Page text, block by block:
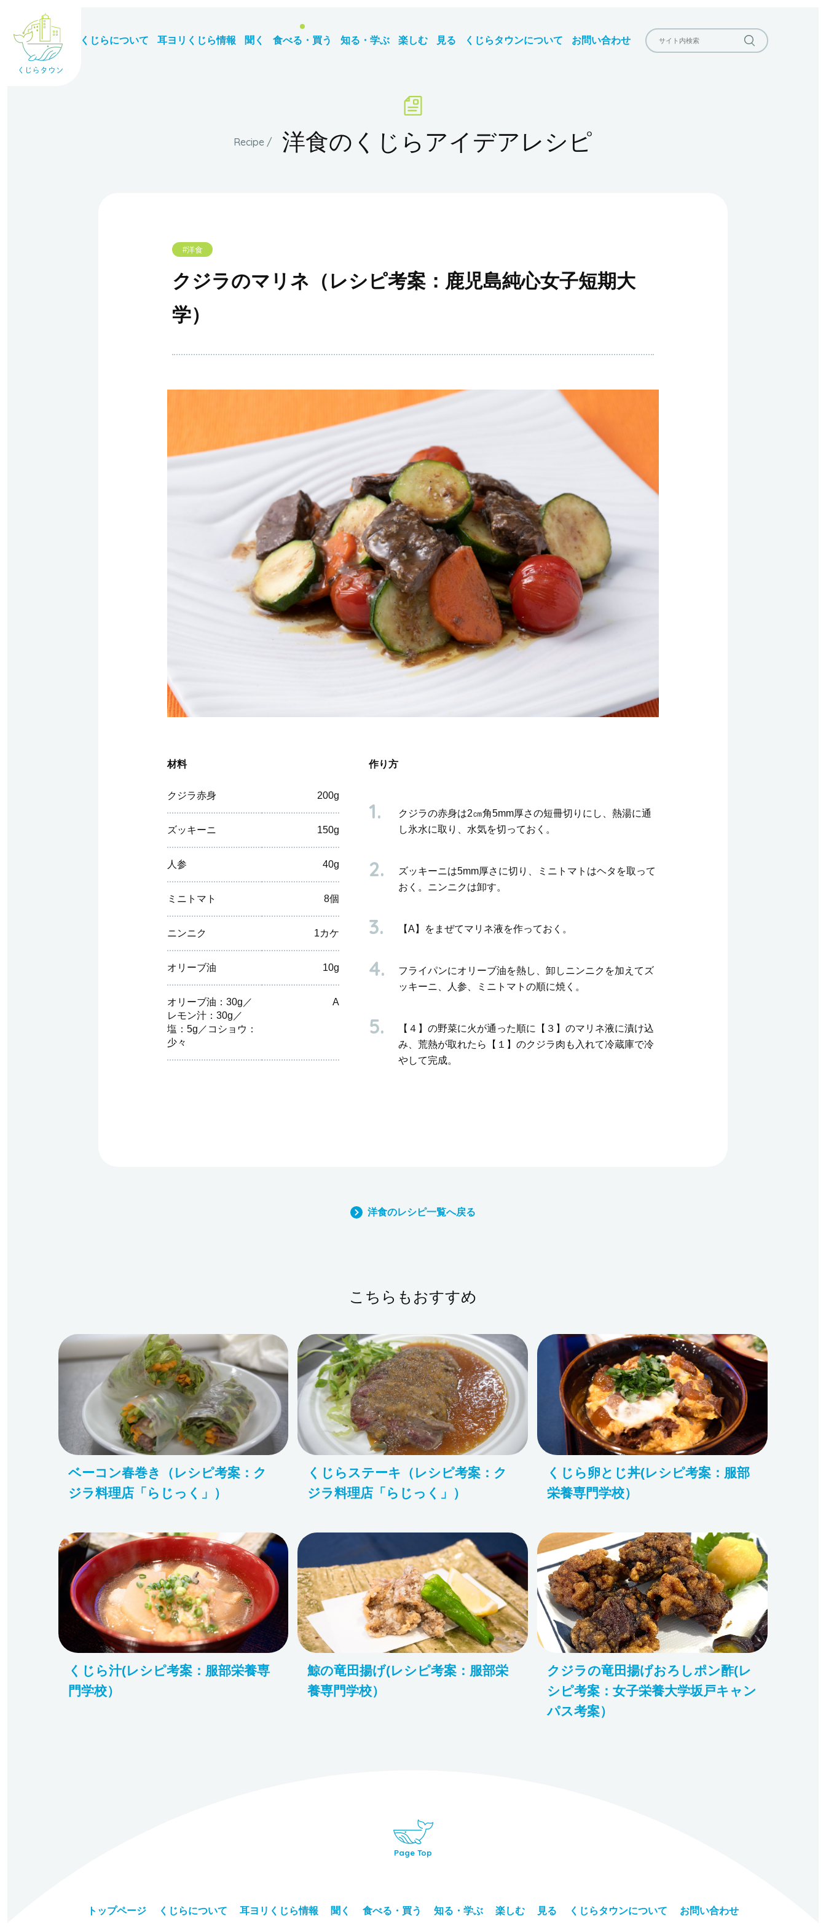
くじらについて 耳ヨリくじら情報 聞く 食べる・買う 知る・学ぶ 楽しむ 見る くじらタウンについて お問い合わせ
洋食の くじらアイデアレシピ
#洋食
クジラのマリネ（レシピ考案：鹿児島純心女子短期大
学）
材料
クジラ赤身 200g
ズッキーニ 150g
人参 40g
ミニトマト 8個
ニンニク 1カケ
オリーブ油 10g
オリーブ油：30g／
レモン汁：30g／
塩：5g／コショウ：
少々
A
作り方
クジラの赤身は2㎝角5mm厚さの短冊切りにし、熱湯に通
し氷水に取り、水気を切っておく。
ズッキーニは5mm厚さに切り、ミニトマトはヘタを取って
おく。ニンニクは卸す。
【A】をまぜてマリネ液を作っておく。
フライパンにオリーブ油を熱し、卸しニンニクを加えてズ
ッキーニ、人参、ミニトマトの順に焼く。
【４】の野菜に火が通った順に【３】のマリネ液に漬け込
み、荒熱が取れたら【１】のクジラ肉も入れて冷蔵庫で冷
やして完成。
洋食のレシピ一覧へ戻る
こちらもおすすめ
ベーコン春巻き（レシピ考案：ク
ジラ料理店「らじっく」）
くじらステーキ（レシピ考案：ク
ジラ料理店「らじっく」）
くじら卵とじ丼(レシピ考案：服部
栄養専門学校）
くじら汁(レシピ考案：服部栄養専
門学校）
鯨の竜田揚げ(レシピ考案：服部栄
養専門学校）
クジラの竜田揚げおろしポン酢(レ
シピ考案：女子栄養大学坂戸キャン
パス考案）
Page Top
トップページ くじらについて 耳ヨリくじら情報 聞く 食べる・買う 知る・学ぶ 楽しむ 見る くじらタウンについて お問い合わせ